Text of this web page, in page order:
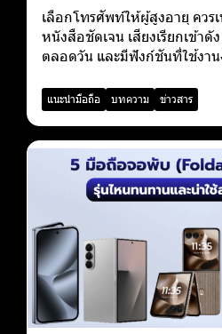
เลือกโทรศัพท์ให้ผู้สูงอายุ คว
หนังสือชัดเจน เสียงเรียกเข้าดั
ตลอดวัน และมีฟังก์ชันที่ใช้งา
แนะนำมือถือ บทความ ข่าวสาร